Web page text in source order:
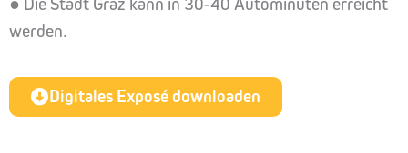
werden.
Digitales Exposé downloaden